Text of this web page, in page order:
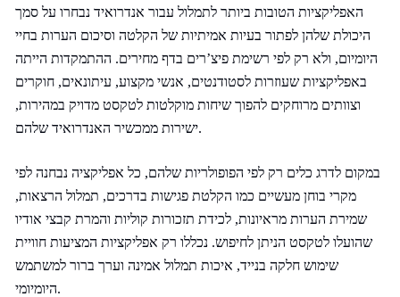
האפליקציות הטובות ביותר לתמלול עבור אנדרואיד נבחרו על סמך
היכולת שלהן לפתור בעיות אמיתיות של הקלטה וסיכום הערות בחיי
היומיום, ולא רק לפי רשימת פיצ’רים בדף מחירים. ההתמקדות הייתה
באפליקציות שעוזרות לסטודנטים, אנשי מקצוע, עיתונאים, חוקרים
וצוותים מרוחקים להפוך שיחות מוקלטות לטקסט מדויק במהירות,
ישירות ממכשיר האנדרואיד שלהם.
במקום לדרג כלים רק לפי הפופולריות שלהם, כל אפליקציה נבחנה לפי
מקרי בוחן מעשיים כמו הקלטת פגישות בדרכים, תמלול הרצאות,
שמירת הערות מראיונות, לכידת תזכורות קוליות והמרת קבצי אודיו
שהועלו לטקסט הניתן לחיפוש. נכללו רק אפליקציות המציעות חוויית
שימוש חלקה בנייד, איכות תמלול אמינה וערך ברור למשתמש
היומיומי.